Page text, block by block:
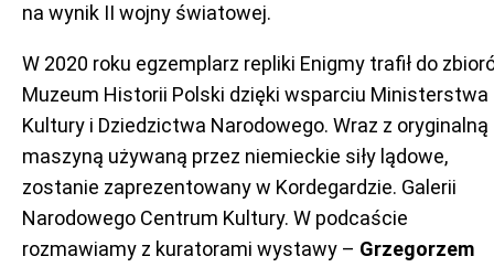
na wynik II wojny światowej.
W 2020 roku egzemplarz repliki Enigmy trafił do
Muzeum Historii Polski dzięki wsparciu Ministerstwa
Kultury i Dziedzictwa Narodowego. Wraz z oryginalną
maszyną używaną przez niemieckie siły lądowe,
zostanie zaprezentowany w Kordegardzie. Galerii
Narodowego Centrum Kultury. W podcaście
rozmawiamy z kuratorami wystawy – Grzegorzem